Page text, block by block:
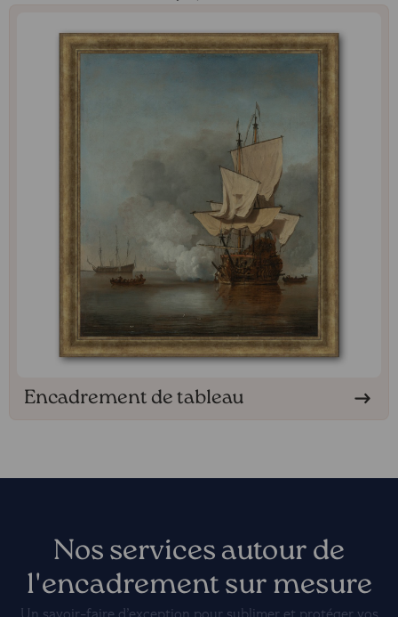
Encadrement de tableau
Nos services autour de
l'encadrement sur mesure